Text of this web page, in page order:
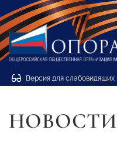
Версия для слабовидящих
НОВОСТИ